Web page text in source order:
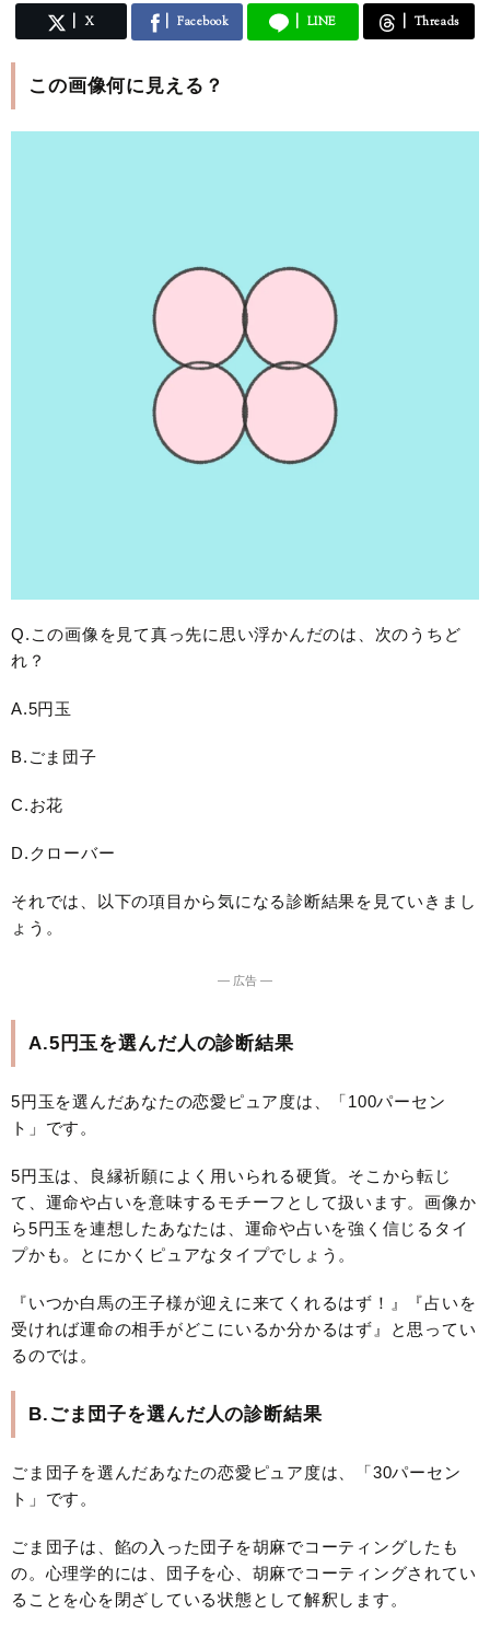
X Facebook LINE Threads
この画像何に見える？
Q.この画像を見て真っ先に思い浮かんだのは、次のうちど
れ？
A.5円玉
B.ごま団子
C.お花
D.クローバー
それでは、以下の項目から気になる診断結果を見ていきまし
ょう。
― 広告 ―
A.5円玉を選んだ人の診断結果
5円玉を選んだあなたの恋愛ピュア度は、「100パーセン
ト」です。
5円玉は、良縁祈願によく用いられる硬貨。そこから転じ
て、運命や占いを意味するモチーフとして扱います。画像か
ら5円玉を連想したあなたは、運命や占いを強く信じるタイ
プかも。とにかくピュアなタイプでしょう。
『いつか白馬の王子様が迎えに来てくれるはず！』『占いを
受ければ運命の相手がどこにいるか分かるはず』と思ってい
るのでは。
B.ごま団子を選んだ人の診断結果
ごま団子を選んだあなたの恋愛ピュア度は、「30パーセン
ト」です。
ごま団子は、餡の入った団子を胡麻でコーティングしたも
の。心理学的には、団子を心、胡麻でコーティングされてい
ることを心を閉ざしている状態として解釈します。